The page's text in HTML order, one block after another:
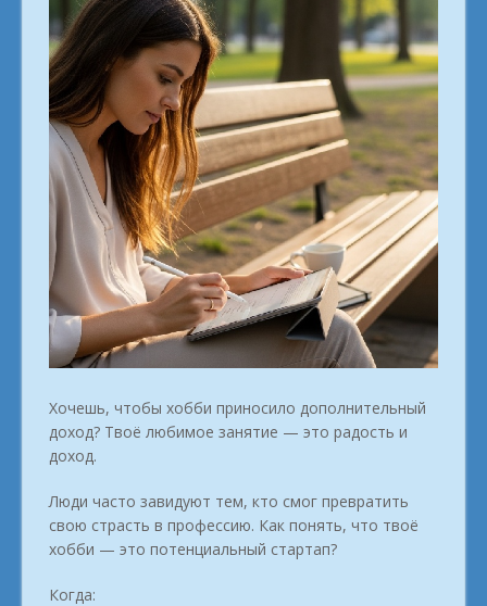
Хочешь, чтобы хобби приносило дополнительный
доход? Твоё любимое занятие — это радость и
доход.
Люди часто завидуют тем, кто смог превратить
свою страсть в профессию. Как понять, что твоё
хобби — это потенциальный стартап?
Когда: